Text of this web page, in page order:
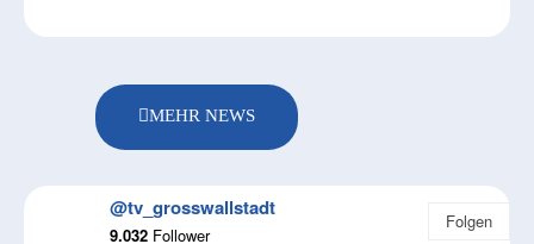
MEHR NEWS
@tv_grosswallstadt
9.032 Follower
Folgen